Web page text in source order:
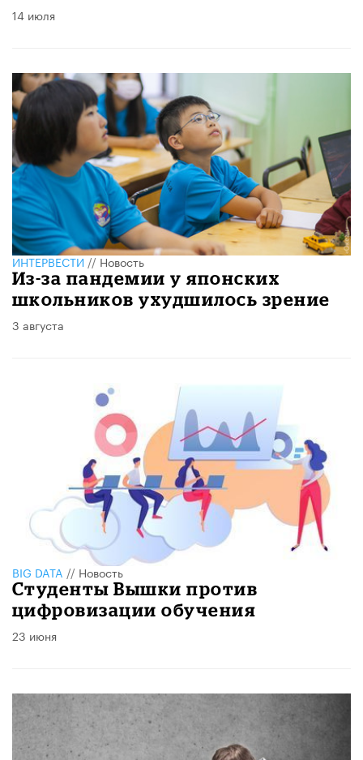
14 июля
ИНТЕРВЕСТИ//Новость
Из-за пандемии у японских
школьников ухудшилось зрение
3 августа
BIG DATA // Новость
​Студенты Вышки против
цифровизации обучения
23 июня